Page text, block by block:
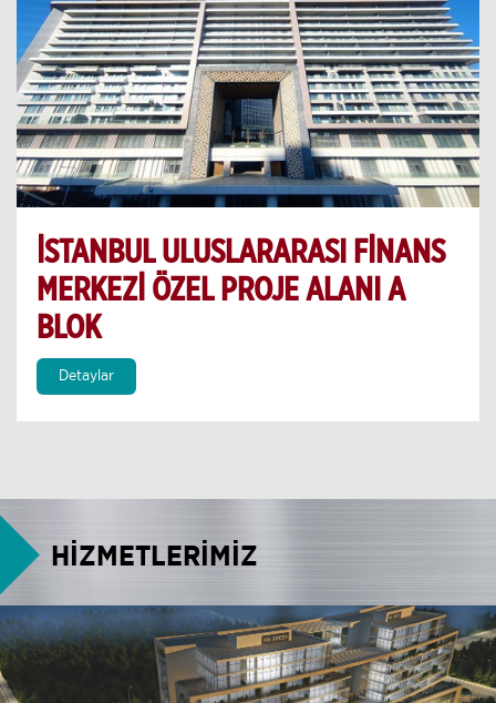
İSTANBUL ULUSLARARASI FİNANS
MERKEZİ ÖZEL PROJE ALANI A
BLOK
Detaylar
HİZMETLERİMİZ